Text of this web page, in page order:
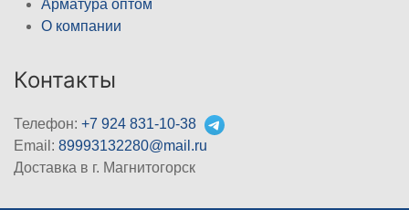
Арматура оптом
О компании
Контакты
Телефон: +7 924 831-10-38
Email: 89993132280@mail.ru
Доставка в г. Магнитогорск